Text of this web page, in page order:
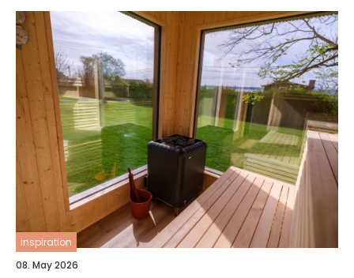
inspiration
08. May 2026